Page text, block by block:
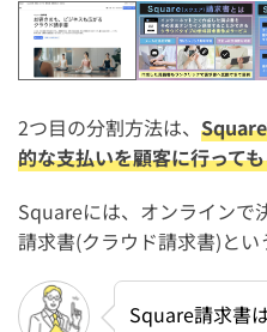
2つ目の分割方法は、
的な支払いを顧客に行って
Squareには、オンラインで
請求書(クラウド請求書)とい
Square請求書